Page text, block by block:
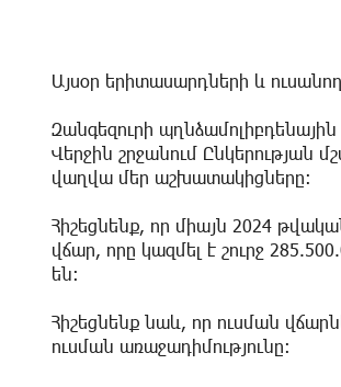
Այսօր երիտասարդների և
Զանգեզուրի
Վերջին շրջանում Ընկերության
վաղվա մեր աշխատակիցները:
Հիշեցնենք, որ միայն 2024
վճար, որը կազմել է շուրջ
են:
Հիշեցնենք նաև, որ ուսման
ուսման առաջադիմությունը։